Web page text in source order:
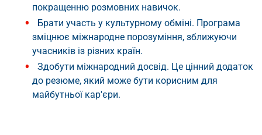
покращенню розмовних навичок.
Брати участь у культурному обміні. Програма
зміцнює міжнародне порозуміння, зближуючи
учасників із різних країн.
Здобути міжнародний досвід. Це цінний додаток
до резюме, який може бути корисним для
майбутньої кар'єри.